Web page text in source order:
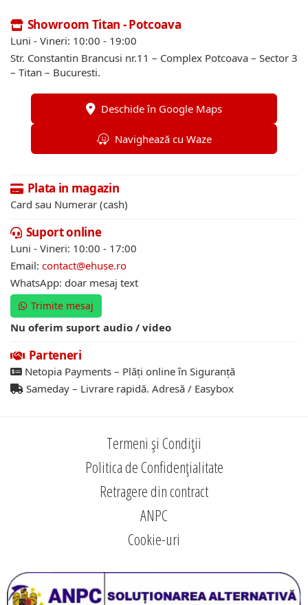
Showroom Titan - Potcoava
Luni - Vineri: 10:00 - 19:00
Str. Constantin Brancusi nr.11 – Complex Potcoava – Sector 3
– Titan – Bucuresti.
Deschide în Google Maps
Navighează cu Waze
Plata in magazin
Card sau Numerar (cash)
Suport online
Luni - Vineri: 10:00 - 17:00
Email: contact@ehuse.ro
WhatsApp: doar mesaj text
Trimite mesaj
Nu oferim suport audio / video
Parteneri
Netopia Payments – Plăți online în Siguranță
Sameday – Livrare rapidă. Adresă / Easybox
Termeni și Condiții
Politica de Confidențialitate
Retragere din contract
ANPC
Cookie-uri